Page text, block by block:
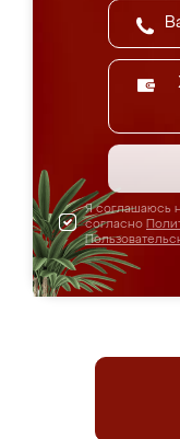
Я соглашаюсь
согласно